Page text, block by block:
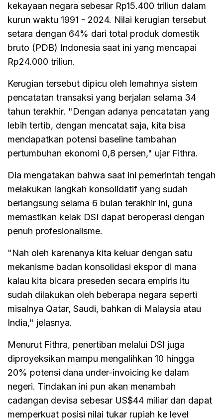
kekayaan negara sebesar Rp15.400 triliun dalam
kurun waktu 1991 - 2024. Nilai kerugian tersebut
setara dengan 64% dari total produk domestik
bruto (PDB) Indonesia saat ini yang mencapai
Rp24.000 triliun.
Kerugian tersebut dipicu oleh lemahnya sistem
pencatatan transaksi yang berjalan selama 34
tahun terakhir. "Dengan adanya pencatatan yang
lebih tertib, dengan mencatat saja, kita bisa
mendapatkan potensi baseline tambahan
pertumbuhan ekonomi 0,8 persen," ujar Fithra.
Dia mengatakan bahwa saat ini pemerintah tengah
melakukan langkah konsolidatif yang sudah
berlangsung selama 6 bulan terakhir ini, guna
memastikan kelak DSI dapat beroperasi dengan
penuh profesionalisme.
"Nah oleh karenanya kita keluar dengan satu
mekanisme badan konsolidasi ekspor di mana
kalau kita bicara preseden secara empiris itu
sudah dilakukan oleh beberapa negara seperti
misalnya Qatar, Saudi, bahkan di Malaysia atau
India," jelasnya.
Menurut Fithra, penertiban melalui DSI juga
diproyeksikan mampu mengalihkan 10 hingga
20% potensi dana under-invoicing ke dalam
negeri. Tindakan ini pun akan menambah
cadangan devisa sebesar US$44 miliar dan dapat
memperkuat posisi nilai tukar rupiah ke level